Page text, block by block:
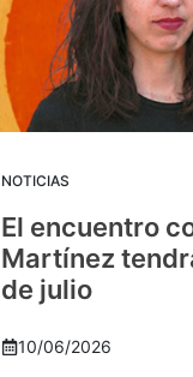
NOTICIAS
El encuentro
Martínez
de julio
10/06/2026